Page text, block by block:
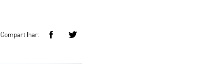
Compartilhar: